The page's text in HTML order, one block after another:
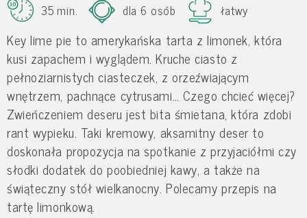
35 min.
dla 6 osób łatwy
Key lime pie to amerykańska tarta z limonek, która
kusi zapachem i wyglądem. Kruche ciasto z
pełnoziarnistych ciasteczek, z orzeźwiającym
wnętrzem, pachnące cytrusami… Czego chcieć więcej?
Zwieńczeniem deseru jest bita śmietana, która zdobi
rant wypieku. Taki kremowy, aksamitny deser to
doskonała propozycja na spotkanie z przyjaciółmi czy
słodki dodatek do poobiedniej kawy, a także na
świąteczny stół wielkanocny. Polecamy przepis na
tartę limonkową.